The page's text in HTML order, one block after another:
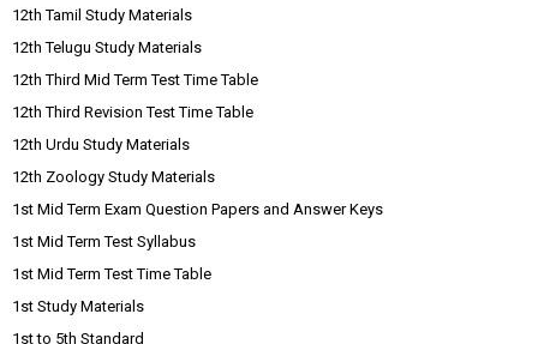
12th Tamil Study Materials
12th Telugu Study Materials
12th Third Mid Term Test Time Table
12th Third Revision Test Time Table
12th Urdu Study Materials
12th Zoology Study Materials
1st Mid Term Exam Question Papers and Answer Keys
1st Mid Term Test Syllabus
1st Mid Term Test Time Table
1st Study Materials
1st to 5th Standard